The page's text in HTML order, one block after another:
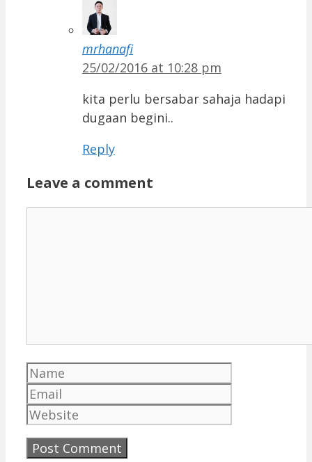
mrhanafi
25/02/2016 at 10:28 pm
kita perlu bersabar sahaja hadapi
dugaan begini..
Reply
Leave a comment
Name